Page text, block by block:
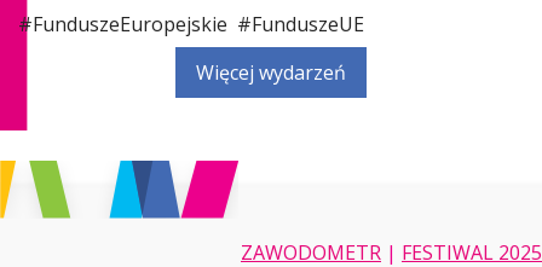
#FunduszeEuropejskie #FunduszeUE
Więcej wydarzeń
ZAWODOMETR | FESTIWAL 2025